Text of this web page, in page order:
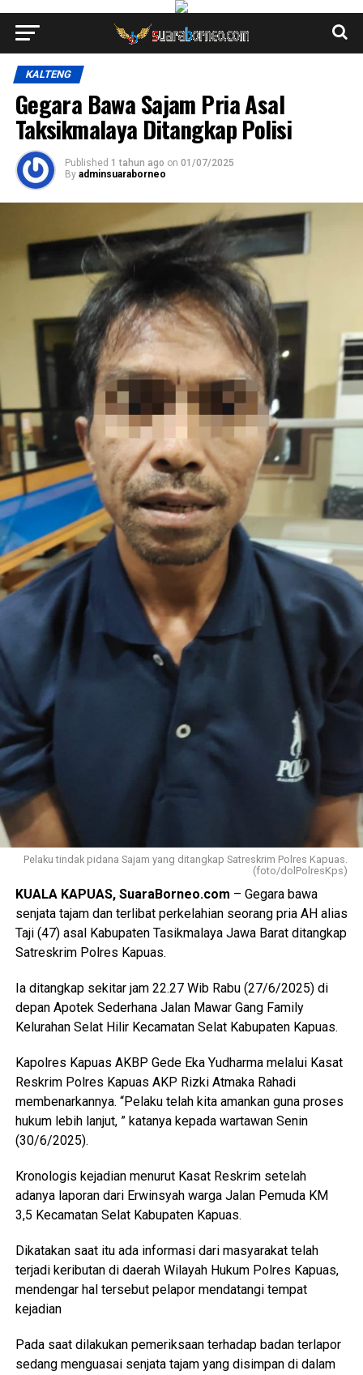
KALTENG
Gegara Bawa Sajam Pria Asal
Taksikmalaya Ditangkap Polisi
Published 1 tahun ago on 01/07/2025
By adminsuaraborneo
Pelaku tindak pidana Sajam yang ditangkap Satreskrim Polres Kapuas.
(foto/dolPolresKps)
KUALA KAPUAS, SuaraBorneo.com – Gegara bawa
senjata tajam dan terlibat perkelahian seorang pria AH alias
Taji (47) asal Kabupaten Tasikmalaya Jawa Barat ditangkap
Satreskrim Polres Kapuas.
Ia ditangkap sekitar jam 22.27 Wib Rabu (27/6/2025) di
depan Apotek Sederhana Jalan Mawar Gang Family
Kelurahan Selat Hilir Kecamatan Selat Kabupaten Kapuas.
Kapolres Kapuas AKBP Gede Eka Yudharma melalui Kasat
Reskrim Polres Kapuas AKP Rizki Atmaka Rahadi
membenarkannya. “Pelaku telah kita amankan guna proses
hukum lebih lanjut, ” katanya kepada wartawan Senin
(30/6/2025).
Kronologis kejadian menurut Kasat Reskrim setelah
adanya laporan dari Erwinsyah warga Jalan Pemuda KM
3,5 Kecamatan Selat Kabupaten Kapuas.
Dikatakan saat itu ada informasi dari masyarakat telah
terjadi keributan di daerah Wilayah Hukum Polres Kapuas,
mendengar hal tersebut pelapor mendatangi tempat
kejadian
Pada saat dilakukan pemeriksaan terhadap badan terlapor
sedang menguasai senjata tajam yang disimpan di dalam